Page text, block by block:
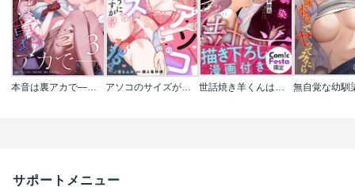
アソコのサイズが見えるようになったのですが!?～通常サイズがほとんどなのに会社の隣の彼がXL!?～【分冊版】
サポートメニュー